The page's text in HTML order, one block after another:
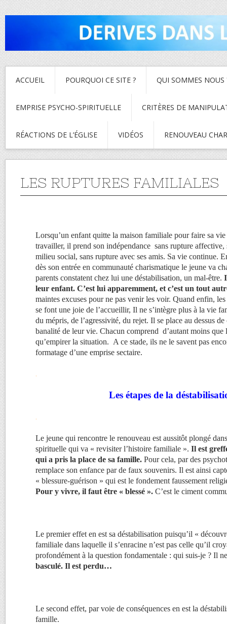
ACCUEIL POURQUOI CE SITE ? QUI SOMMES NOUS
EMPRISE PSYCHO-SPIRITUELLE CRITÈRES DE
RÉACTIONS DE L’ÉGLISE VIDÉOS RENOUVEAU
LES RUPTURES FAMILIALES
Lorsqu’un enfant quitte la maison familiale pour faire sa
travailler, il prend son indépendance sans rupture affective,
milieu social, sans rupture avec ses amis. Sa vie continue.
dès son entrée en communauté charismatique le jeune va
parents constatent chez lui une déstabilisation, un mal-être.
leur enfant. C’est lui apparemment, et c’est un tout
maintes excuses pour ne pas venir les voir. Quand enfin,
se font une joie de l’accueillir, Il ne s’intègre plus à la vie
du mépris, de l’agressivité, du rejet. Il se place au dessus
banalité de leur vie. Chacun comprend d’autant moins que
qu’empirer la situation. A ce stade, ils ne le savent pas
formatage d’une emprise sectaire.
.
Les étapes de la
.
Le jeune qui rencontre le renouveau est aussitôt plongé
spirituelle qui va « revisiter l’histoire familiale ». Il est
qui a pris la place de sa famille. Pour cela, par des
remplace son enfance par de faux souvenirs. Il est ainsi
« blessure-guérison » qui est le fondement faussement
Pour y vivre, il faut être « blessé ». C’est le ciment
Le premier effet en est sa déstabilisation puisqu’il «
familiale dans laquelle il s’enracine n’est pas celle qu’il
profondément à la question fondamentale : qui suis-je ? Il
basculé. Il est perdu…
Le second effet, par voie de conséquences en est la
famille.